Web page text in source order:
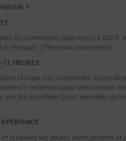
?
les commandes supérieures à 100 €.
le Portugal*. (*Péninsule uniquement)
HEURES
l'Europe. Les commandes reçues
le lendemain, pour une livraison
une fois expédiées (jours ouvrables du
résolvons vos doutes avant, pendant et